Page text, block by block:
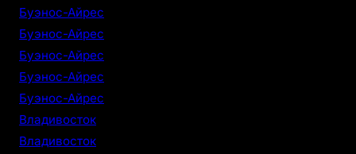
Буэнос-Айрес
Буэнос-Айрес
Буэнос-Айрес
Буэнос-Айрес
Буэнос-Айрес
Владивосток
Владивосток